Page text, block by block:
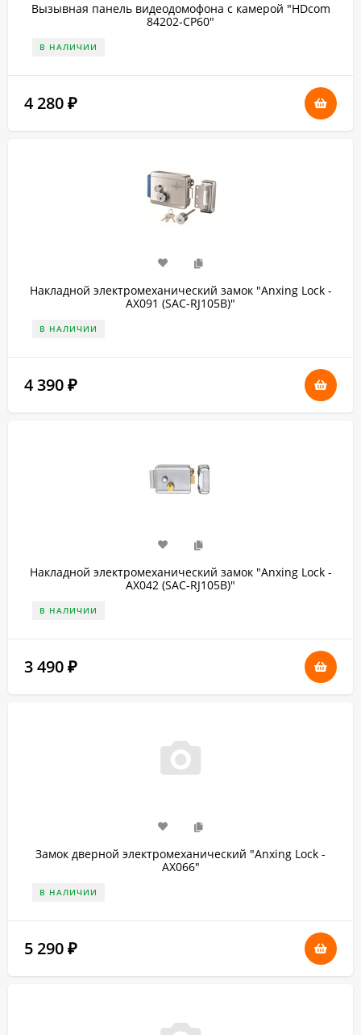
Вызывная панель видеодомофона с камерой "HDcom
84202-CP60"
В НАЛИЧИИ
4 280 ₽
Накладной электромеханический замок "Anxing Lock -
AX091 (SAC-RJ105B)"
В НАЛИЧИИ
4 390 ₽
Накладной электромеханический замок "Anxing Lock -
AX042 (SAC-RJ105B)"
В НАЛИЧИИ
3 490 ₽
Замок дверной электромеханический "Anxing Lock -
AX066"
В НАЛИЧИИ
5 290 ₽